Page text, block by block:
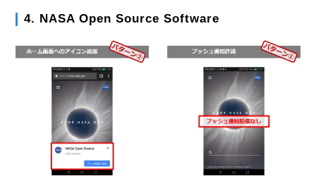
4. NASA Open Source Software